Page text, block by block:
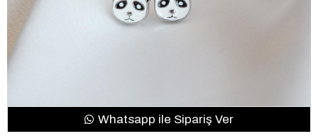
Whatsapp ile Sipariş Ver